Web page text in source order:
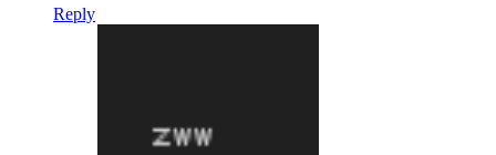
Reply